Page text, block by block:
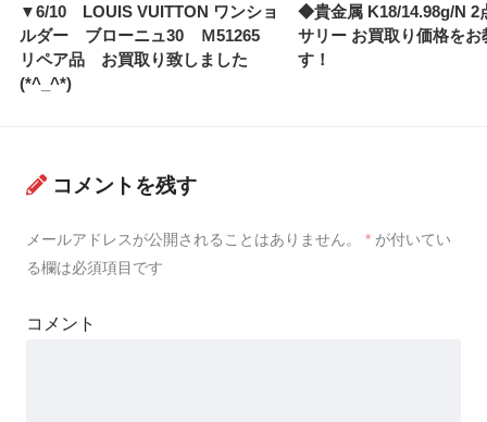
▼6/10 LOUIS VUITTON ワンショ
ルダー ブローニュ30 Ｍ51265
リペア品 お買取り致しました
(*^_^*)
◆貴金属 K18/14.98g/N 2
サリー お買取り価格をお
す！
コメントを残す
メールアドレスが公開されることはありません。 * が付いてい
る欄は必須項目です
コメント